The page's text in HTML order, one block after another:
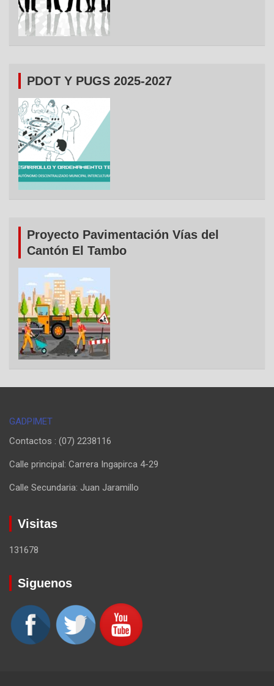
PDOT Y PUGS 2025-2027
Proyecto Pavimentación Vías del
Cantón El Tambo
GADPIMET
Contactos : (07) 2238116
Calle principal: Carrera Ingapirca 4-29
Calle Secundaria: Juan Jaramillo
Visitas
131678
Siguenos